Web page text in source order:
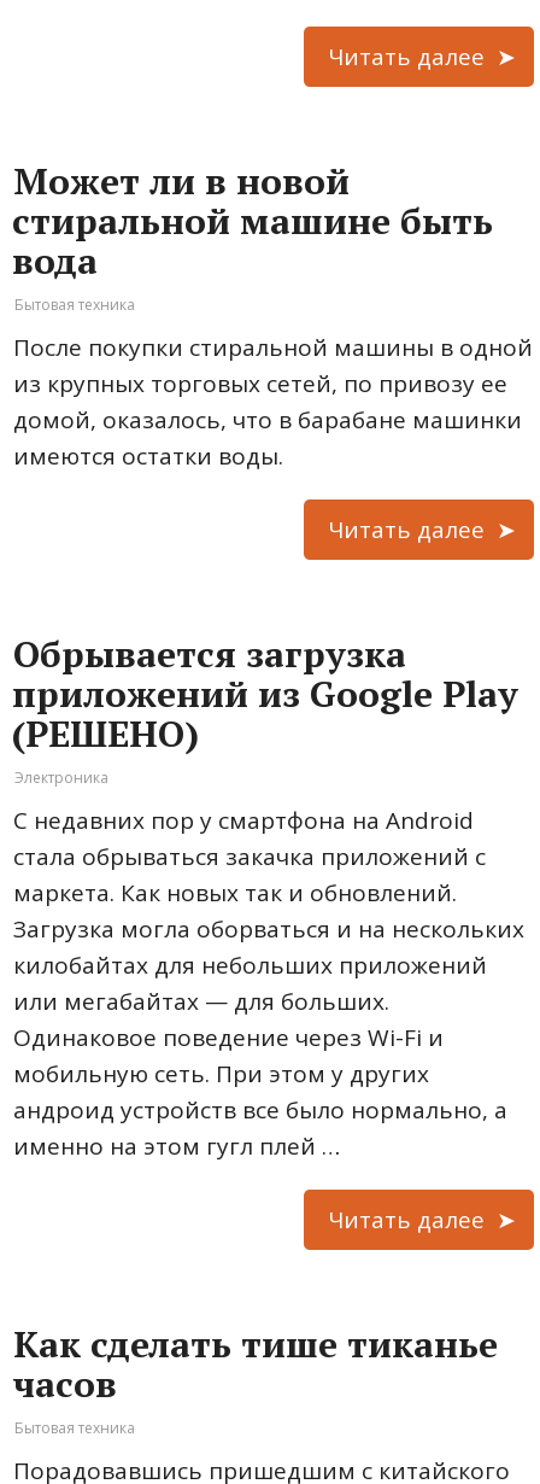
Читать далее
Может ли в новой
стиральной машине быть
вода
Бытовая техника
После покупки стиральной машины в одной
из крупных торговых сетей, по привозу ее
домой, оказалось, что в барабане машинки
имеются остатки воды.
Читать далее
Обрывается загрузка
приложений из Google Play
(РЕШЕНО)
Электроника
С недавних пор у смартфона на Android
стала обрываться закачка приложений с
маркета. Как новых так и обновлений.
Загрузка могла оборваться и на нескольких
килобайтах для небольших приложений
или мегабайтах — для больших.
Одинаковое поведение через Wi-Fi и
мобильную сеть. При этом у других
андроид устройств все было нормально, а
именно на этом гугл плей …
Читать далее
Как сделать тише тиканье
часов
Бытовая техника
Порадовавшись пришедшим с китайского